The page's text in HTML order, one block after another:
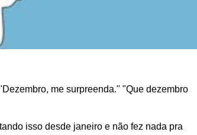
me surpreenda." "Que dezembro
isso desde janeiro e não fez nada pra